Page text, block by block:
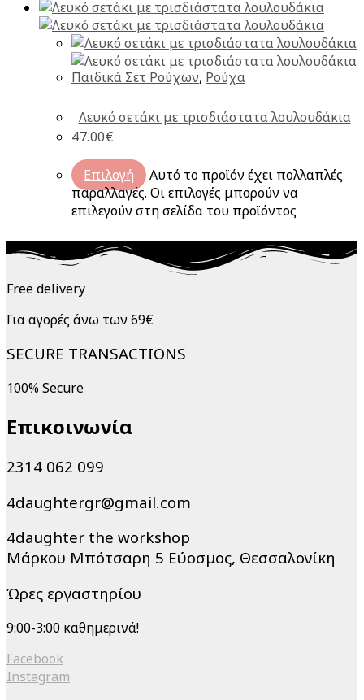
Παιδικά Σετ Ρούχων, Ρούχα
Λευκό σετάκι με τρισδιάστατα λουλουδάκια
47.00€
Επιλογή
Αυτό το προϊόν έχει πολλαπλές
παραλλαγές. Οι επιλογές μπορούν να
επιλεγούν στη σελίδα του προϊόντος
Free delivery
Για αγορές άνω των 69€
SECURE TRANSACTIONS
100% Secure
Επικοινωνία
2314 062 099
4daughtergr@gmail.com
4daughter the workshop
Μάρκου Μπότσαρη 5 Εύοσμος, Θεσσαλονίκη
Ώρες εργαστηρίου
9:00-3:00 καθημερινά!
Facebook
Instagram